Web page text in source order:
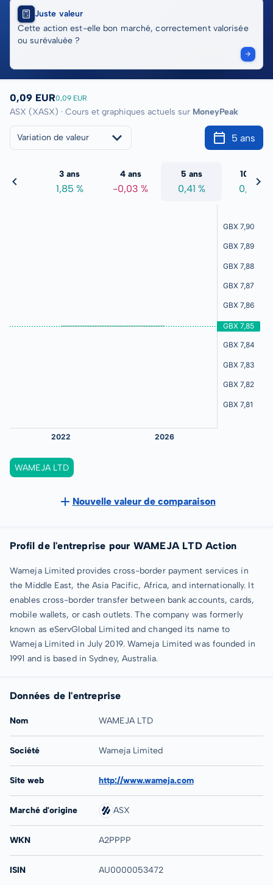
Juste valeur
Cette action est-elle bon marché, correctement valorisée
ou surévaluée ?
0,09 EUR0,09 EUR
ASX (XASX) · Cours et graphiques actuels sur MoneyPeak
Variation de valeur 5 ans
%
3 ans
1,85 %
4 ans
-0,03 %
5 ans
0,41 %
10 ans
0,71 %
WAMEJA LTD
Nouvelle valeur de comparaison
Profil de l'entreprise pour WAMEJA LTD Action
Wameja Limited provides cross-border payment services in
the Middle East, the Asia Pacific, Africa, and internationally. It
enables cross-border transfer between bank accounts, cards,
mobile wallets, or cash outlets. The company was formerly
known as eServGlobal Limited and changed its name to
Wameja Limited in July 2019. Wameja Limited was founded in
1991 and is based in Sydney, Australia.
Données de l'entreprise
Nom WAMEJA LTD
Société Wameja Limited
Site web http://www.wameja.com
Marché d'origine ASX
WKN A2PPPP
ISIN AU0000053472